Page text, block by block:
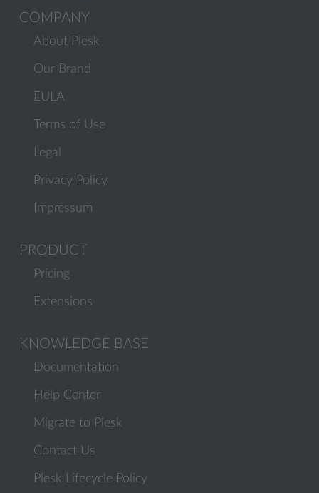
COMPANY
About Plesk
Our Brand
EULA
Terms of Use
Legal
Privacy Policy
Impressum
PRODUCT
Pricing
Extensions
KNOWLEDGE BASE
Documentation
Help Center
Migrate to Plesk
Contact Us
Plesk Lifecycle Policy